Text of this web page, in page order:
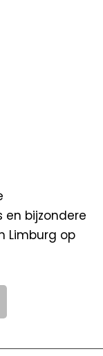
bijzondere
Limburg op